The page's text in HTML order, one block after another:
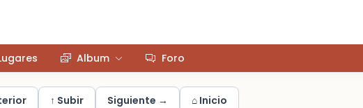
Album Foro
↑ Subir Siguiente → ⌂ Inicio